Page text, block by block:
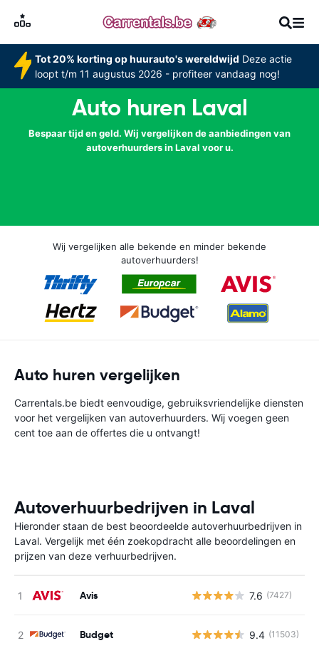
Tot 20% korting op huurauto's wereldwijd Deze actie
loopt t/m 11 augustus 2026 - profiteer vandaag nog!
Auto huren Laval
Bespaar tijd en geld. Wij vergelijken de aanbiedingen van
autoverhuurders in Laval voor u.
Wij vergelijken alle bekende en minder bekende
autoverhuurders!
Auto huren vergelijken
Carrentals.be biedt eenvoudige, gebruiksvriendelijke diensten
voor het vergelijken van autoverhuurders. Wij voegen geen
cent toe aan de offertes die u ontvangt!
Autoverhuurbedrijven in Laval
Hieronder staan de best beoordeelde autoverhuurbedrijven in
Laval. Vergelijk met één zoekopdracht alle beoordelingen en
prijzen van deze verhuurbedrijven.
Avis 7.6 (7427)
Budget 9.4 (11503)